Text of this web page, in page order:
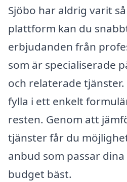
Sjöbo har aldrig varit
plattform kan du
erbjudanden från
som är specialiserade
och relaterade
fylla i ett enkelt
resten. Genom att
tjänster får du
anbud som passar
budget bäst.